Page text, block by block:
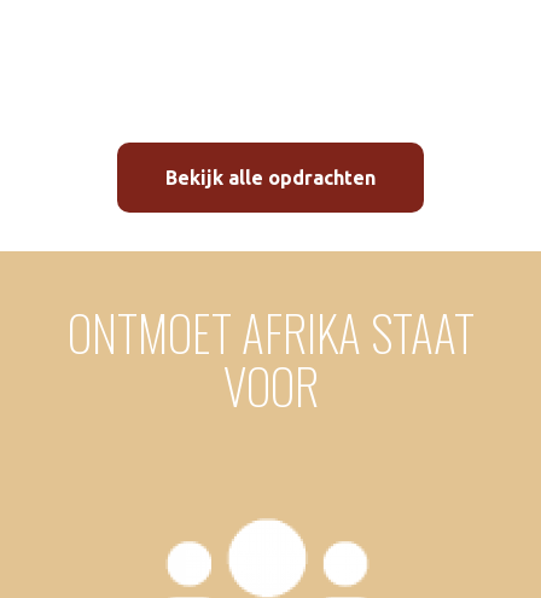
Bekijk alle opdrachten
ONTMOET AFRIKA STAAT
VOOR